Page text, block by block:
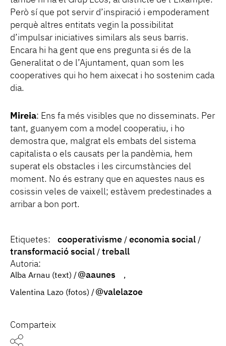
Però sí que pot servir d’inspiració i empoderament
perquè altres entitats vegin la possibilitat
d’impulsar iniciatives similars als seus barris.
Encara hi ha gent que ens pregunta si és de la
Generalitat o de l’Ajuntament, quan som les
cooperatives qui ho hem aixecat i ho sostenim cada
dia.
Mireia: Ens fa més visibles que no disseminats. Per
tant, guanyem com a model cooperatiu, i ho
demostra que, malgrat els embats del sistema
capitalista o els causats per la pandèmia, hem
superat els obstacles i les circumstàncies del
moment. No és estrany que en aquestes naus es
cosissin veles de vaixell; estàvem predestinades a
arribar a bon port.
Etiquetes: cooperativisme
economia social
transformació social
treball
Autoria:
Alba Arnau (text) @aaunes
Valentina Lazo (fotos) @valelazoe
Comparteix